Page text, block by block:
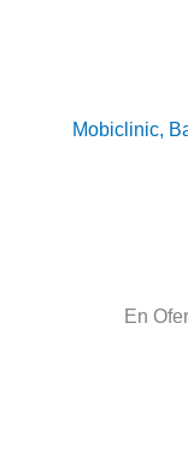
Mobiclinic,
En